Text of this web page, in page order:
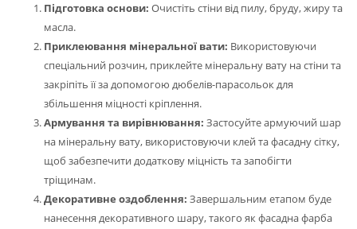
Підготовка основи: Очистіть стіни від пилу, бруду, жиру та
масла.
Приклеювання мінеральної вати: Використовуючи
спеціальний розчин, приклейте мінеральну вату на стіни та
закріпіть її за допомогою дюбелів-парасольок для
збільшення міцності кріплення.
Армування та вирівнювання: Застосуйте армуючий шар
на мінеральну вату, використовуючи клей та фасадну сітку,
щоб забезпечити додаткову міцність та запобігти
тріщинам.
Декоративне оздоблення: Завершальним етапом буде
нанесення декоративного шару, такого як фасадна фарба